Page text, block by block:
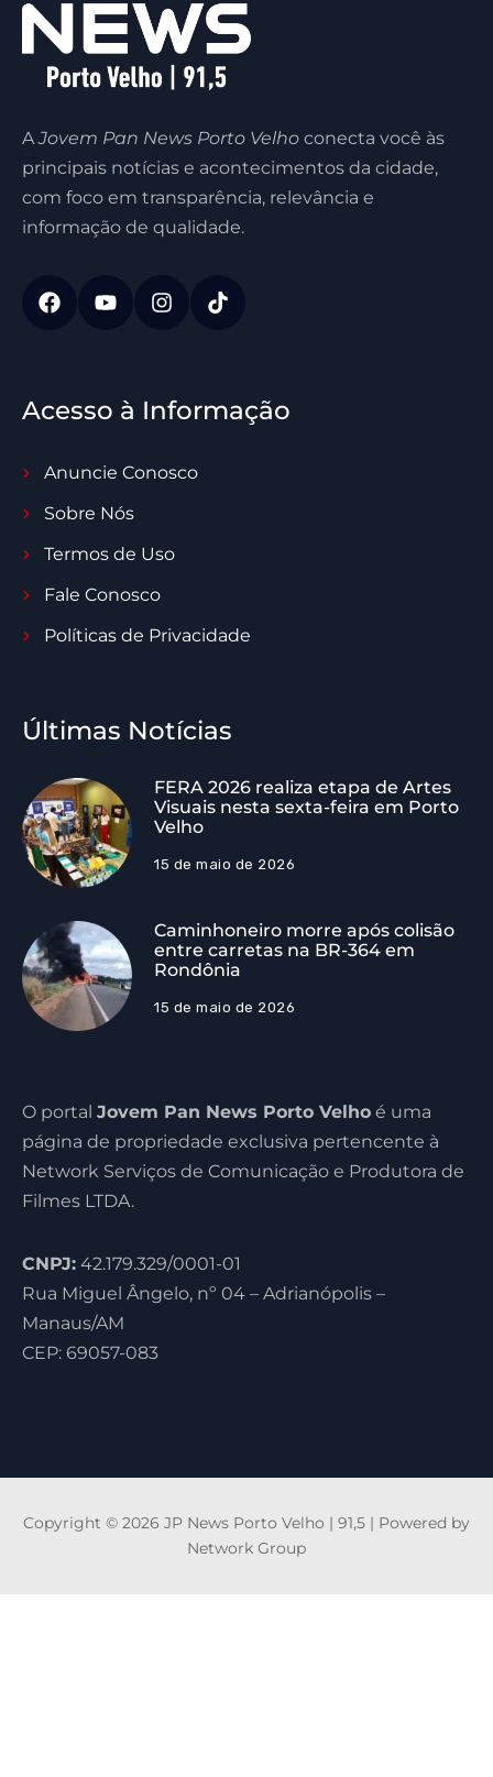
AJovem Pan News Porto Velho conecta você às
principais notícias e acontecimentos da cidade,
com foco em transparência, relevância e
informação de qualidade.
Acesso à Informação
Anuncie Conosco
Sobre Nós
Termos de Uso
Fale Conosco
Políticas de Privacidade
Últimas Notícias
FERA 2026 realiza etapa de Artes
Visuais nesta sexta-feira em Porto
Velho
15 de maio de 2026
Caminhoneiro morre após colisão
entre carretas na BR-364 em
Rondônia
15 de maio de 2026
O portal Jovem Pan News Porto Velho é uma
página de propriedade exclusiva pertencente à
Network Serviços de Comunicação e Produtora de
Filmes LTDA.
CNPJ: 42.179.329/0001-01
Rua Miguel Ângelo, nº 04 – Adrianópolis –
Manaus/AM
CEP: 69057-083
Copyright © 2026 JP News Porto Velho | 91,5 | Powered by
Network Group